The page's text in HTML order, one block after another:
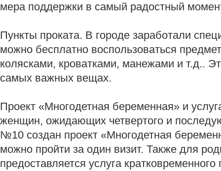
мера поддержки в самый радостный
Пункты проката. В городе заработали
можно бесплатно воспользоваться
колясками, кроватками, манежами и т.д..
самых важных вещах.
Проект «Многодетная беременная» и
женщин, ожидающих четвертого и
№10 создан проект «Многодетная
можно пройти за один визит. Также для
предоставляется услуга